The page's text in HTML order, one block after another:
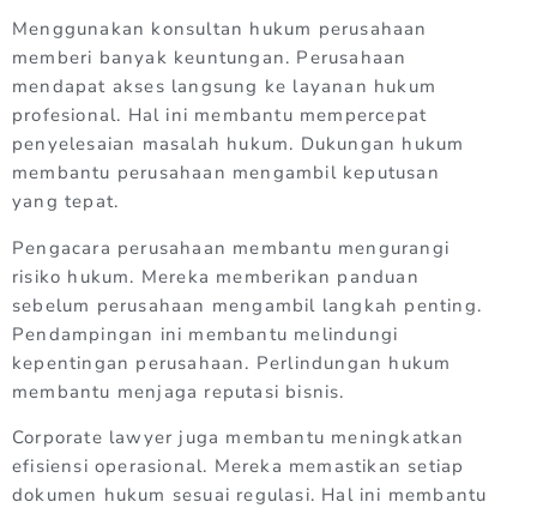
Menggunakan konsultan hukum perusahaan
memberi banyak keuntungan. Perusahaan
mendapat akses langsung ke layanan hukum
profesional. Hal ini membantu mempercepat
penyelesaian masalah hukum. Dukungan hukum
membantu perusahaan mengambil keputusan
yang tepat.
Pengacara perusahaan membantu mengurangi
risiko hukum. Mereka memberikan panduan
sebelum perusahaan mengambil langkah penting.
Pendampingan ini membantu melindungi
kepentingan perusahaan. Perlindungan hukum
membantu menjaga reputasi bisnis.
Corporate lawyer juga membantu meningkatkan
efisiensi operasional. Mereka memastikan setiap
dokumen hukum sesuai regulasi. Hal ini membantu